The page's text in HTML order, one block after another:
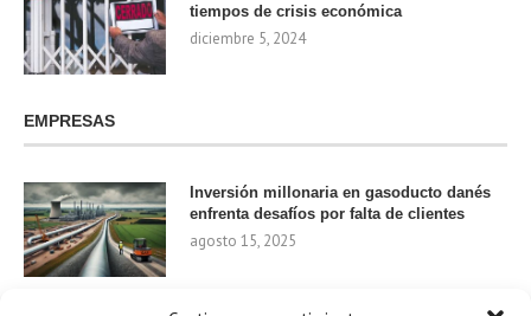
tiempos de crisis económica
diciembre 5, 2024
EMPRESAS
Inversión millonaria en gasoducto danés
enfrenta desafíos por falta de clientes
agosto 15, 2025